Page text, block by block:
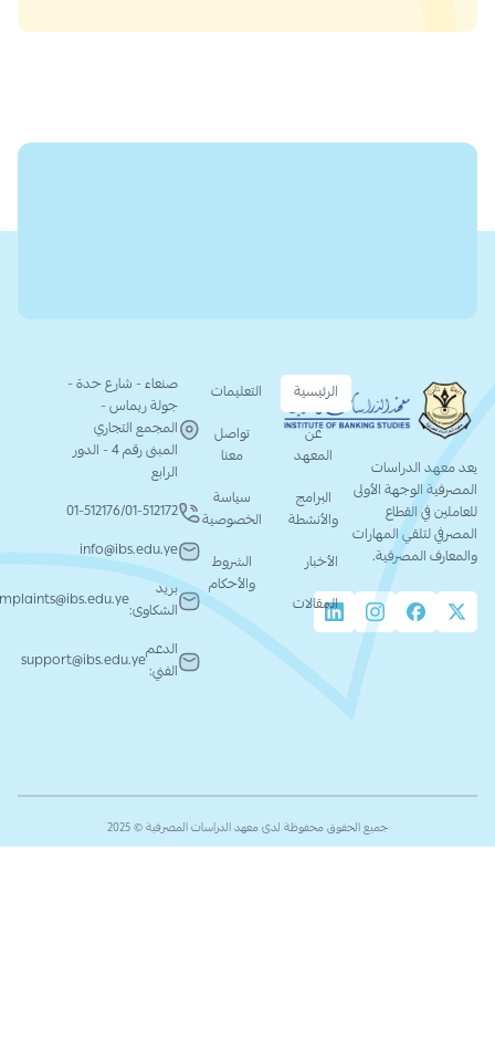
يعد معهد الدراسات
المصرفية الوجهة الأولى
للعاملين في القطاع
المصرفي لتلقي المهارات
والمعارف المصرفية.
الرئيسية
عن
المعهد
البرامج
والأنشطة
الأخبار
المقالات
التعليمات
تواصل
معنا
سياسة
الخصوصية
الشروط
والأحكام
صنعاء - شارع حدة -
جولة ريماس -
المجمع التجاري
المبنى رقم 4 - الدور
الرابع
01-512172
/
01-512176
info@ibs.edu.ye
بريد
الشكاوى:
complaints@ibs.edu.ye
الدعم
الفني:
support@ibs.edu.ye
جميع الحقوق محفوظة لدى معهد الدراسات المصرفية © 2025